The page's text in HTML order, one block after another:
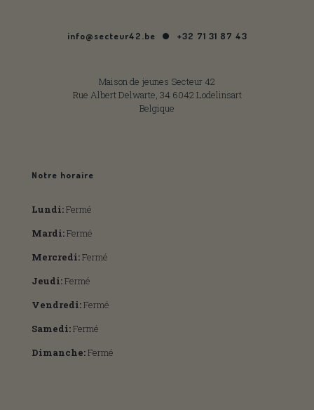
info@secteur42.be +32 71 31 87 43
Maison de jeunes Secteur 42
Rue Albert Delwarte, 34 6042 Lodelinsart
Belgique
Notre horaire
Lundi:Fermé
Mardi:Fermé
Mercredi:Fermé
Jeudi:Fermé
Vendredi:Fermé
Samedi:Fermé
Dimanche:Fermé